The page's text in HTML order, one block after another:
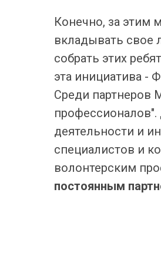
Конечно, за этим
вкладывать свое
собрать этих
эта инициатива -
Среди партнеров
деятельности и
специалистов и
волонтерским
постоянным